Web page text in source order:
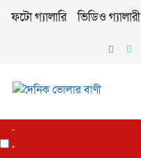
ফটো গ্যালারি ভিডিও গ্যালারী